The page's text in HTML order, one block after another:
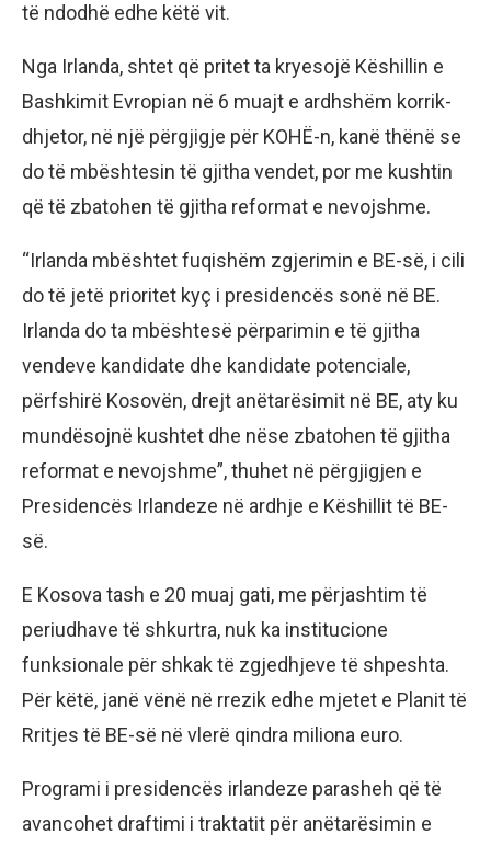
të ndodhë edhe këtë vit.
Nga Irlanda, shtet që pritet ta kryesojë Këshillin e
Bashkimit Evropian në 6 muajt e ardhshëm korrik-
dhjetor, në një përgjigje për KOHË-n, kanë thënë se
do të mbështesin të gjitha vendet, por me kushtin
që të zbatohen të gjitha reformat e nevojshme.
“Irlanda mbështet fuqishëm zgjerimin e BE-së, i cili
do të jetë prioritet kyç i presidencës sonë në BE.
Irlanda do ta mbështesë përparimin e të gjitha
vendeve kandidate dhe kandidate potenciale,
përfshirë Kosovën, drejt anëtarësimit në BE, aty ku
mundësojnë kushtet dhe nëse zbatohen të gjitha
reformat e nevojshme”, thuhet në përgjigjen e
Presidencës Irlandeze në ardhje e Këshillit të BE-
së.
E Kosova tash e 20 muaj gati, me përjashtim të
periudhave të shkurtra, nuk ka institucione
funksionale për shkak të zgjedhjeve të shpeshta.
Për këtë, janë vënë në rrezik edhe mjetet e Planit të
Rritjes të BE-së në vlerë qindra miliona euro.
Programi i presidencës irlandeze parasheh që të
avancohet draftimi i traktatit për anëtarësimin e